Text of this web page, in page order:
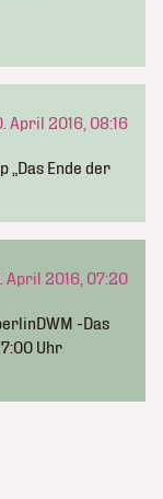
April 2016, 08:16
„Das Ende der
April 2016, 07:20
-Das
Uhr